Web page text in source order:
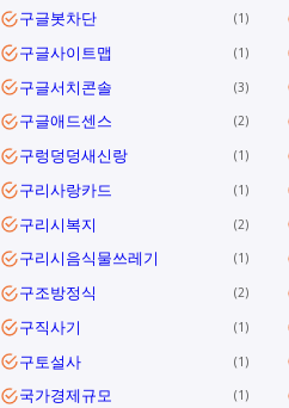
구글봇차단 1
구글사이트맵 1
구글서치콘솔 3
구글애드센스 2
구렁덩덩새신랑 1
구리사랑카드 1
구리시복지 2
구리시음식물쓰레기 1
구조방정식 2
구직사기 1
구토설사 1
국가경제규모 1